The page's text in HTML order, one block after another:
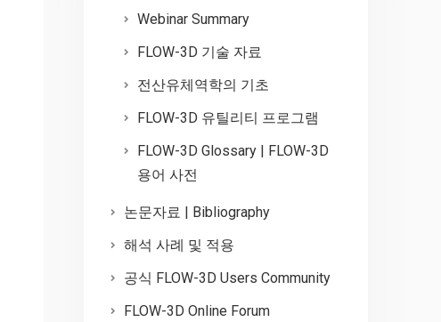
Webinar Summary
FLOW-3D 기술 자료
전산유체역학의 기초
FLOW-3D 유틸리티 프로그램
FLOW-3D Glossary | FLOW-3D
용어 사전
논문자료 | Bibliography
해석 사례 및 적용
공식 FLOW-3D Users Community
FLOW-3D Online Forum